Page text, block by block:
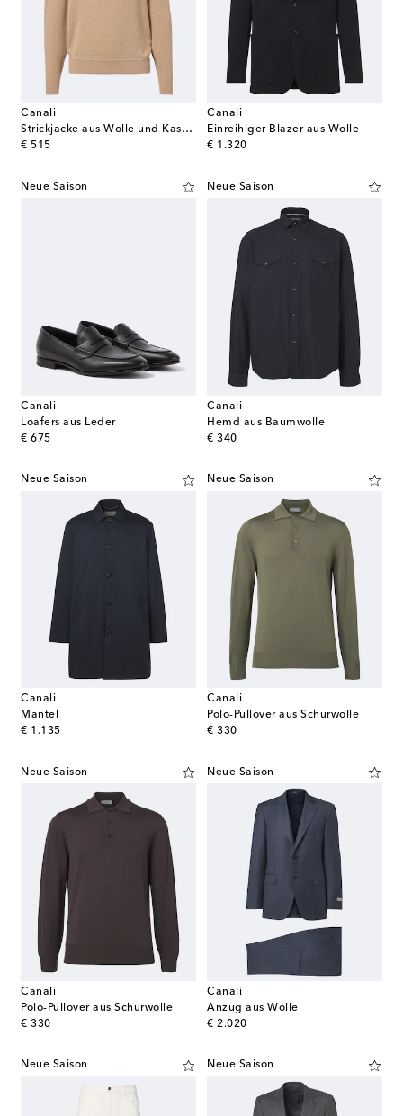
Canali
Strickjacke aus Wolle und Kaschmir
€ 515
original price
Canali
Einreihiger Blazer aus Wolle
€ 1.320
original price
Neue Saison
Canali
Loafers aus Leder
€ 675
original price
Neue Saison
Canali
Hemd aus Baumwolle
€ 340
original price
Neue Saison
Canali
Mantel
€ 1.135
original price
Neue Saison
Canali
Polo-Pullover aus Schurwolle
€ 330
original price
Neue Saison
Canali
Polo-Pullover aus Schurwolle
€ 330
original price
Neue Saison
Canali
Anzug aus Wolle
€ 2.020
original price
Neue Saison Neue Saison